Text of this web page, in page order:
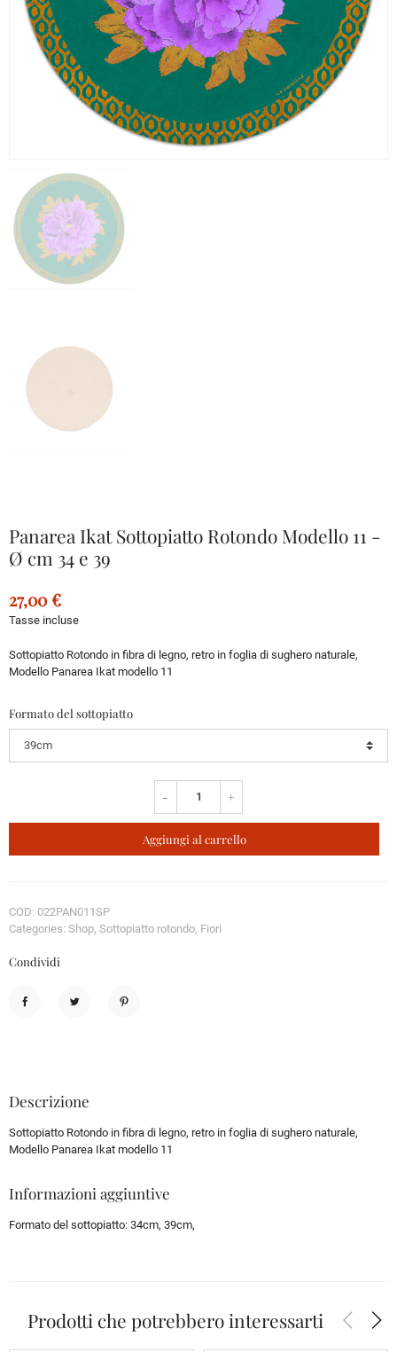
Panarea Ikat Sottopiatto Rotondo Modello 11 -
Ø cm 34 e 39
27,00 €
Tasse incluse
Sottopiatto Rotondo in fibra di legno, retro in foglia di sughero naturale,
Modello Panarea Ikat modello 11
Formato del sottopiatto
- +
Aggiungi al carrello
COD: 022PAN011SP
Categories: Shop, Sottopiatto rotondo, Fiori
Condividi
Descrizione
Sottopiatto Rotondo in fibra di legno, retro in foglia di sughero naturale,
Modello Panarea Ikat modello 11
Informazioni aggiuntive
Formato del sottopiatto: 34cm, 39cm,
Prodotti che potrebbero interessarti arrow_back_ios arrow_forward_ios